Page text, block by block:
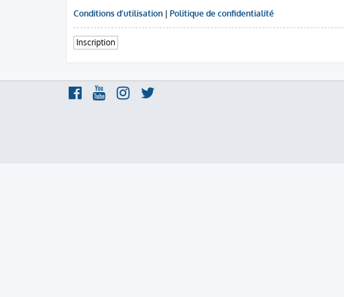
Conditions d’utilisation | Politique de confidentialité
Inscription